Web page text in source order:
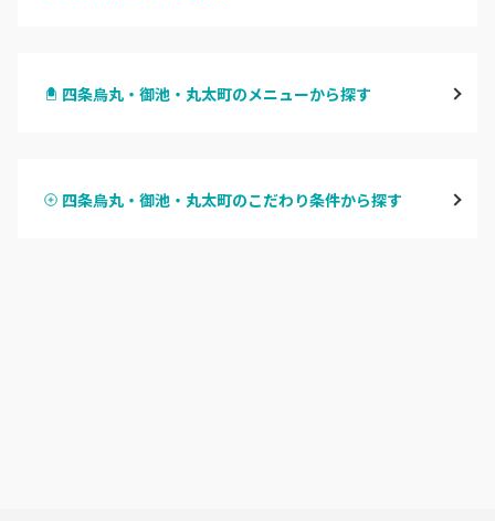
四条河原町・河原町三条
四条烏丸・御池・丸太町のメニューから探す
ハンドスカルプ
四条烏丸・御池・丸太町のこだわり条件から探す